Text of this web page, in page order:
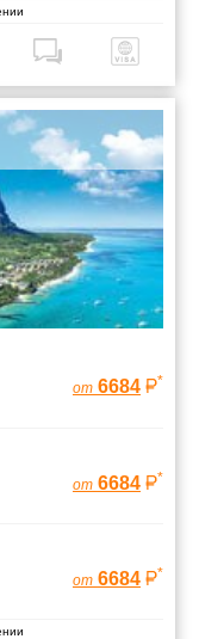
от 6684 *
от 6684 *
от 6684 *